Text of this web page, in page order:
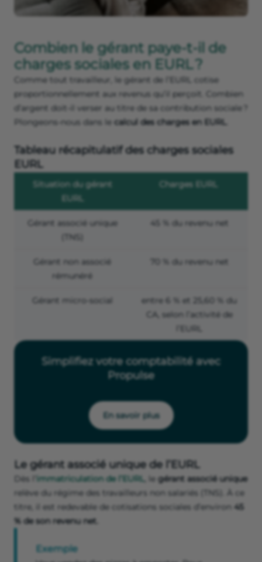
Combien le gérant paye-t-il de
charges sociales en EURL ?
Comme tout travailleur, le gérant de l’EURL cotise
proportionnellement aux revenus qu’il perçoit. Combien
d’argent doit-il verser au titre de sa contribution sociale ?
Plongeons-nous dans le calcul des charges en EURL
Tableau récapitulatif des charges sociales
EURL
Situation du gérant
EURL
Charges EURL
Gérant associé unique
(TNS)
45 % du revenu net
Gérant non associé
rémunéré
70 % du revenu net
Gérant micro-social
entre 6 % et 25,60 % du
CA, selon l’activité de
Simplifiez votre comptabilité avec
Propulse
En savoir plus
Le gérant associé unique de l’EURL
Dès l’ immatriculation de l’EURL, le gérant associé unique
relève du régime des travailleurs non salariés (TNS). À ce
titre, il est redevable de cotisations sociales d’environ 45
% de son revenu net.
Exemple